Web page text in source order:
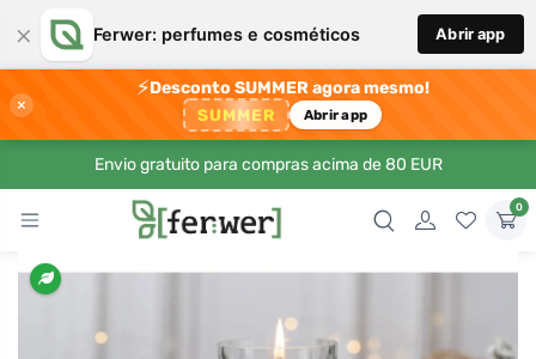
× Ferwer: perfumes e cosméticos Abrir app
×
⚡Desconto SUMMER agora mesmo!
SUMMER Abrir app
Envio gratuito para compras acima de 80 EUR
0